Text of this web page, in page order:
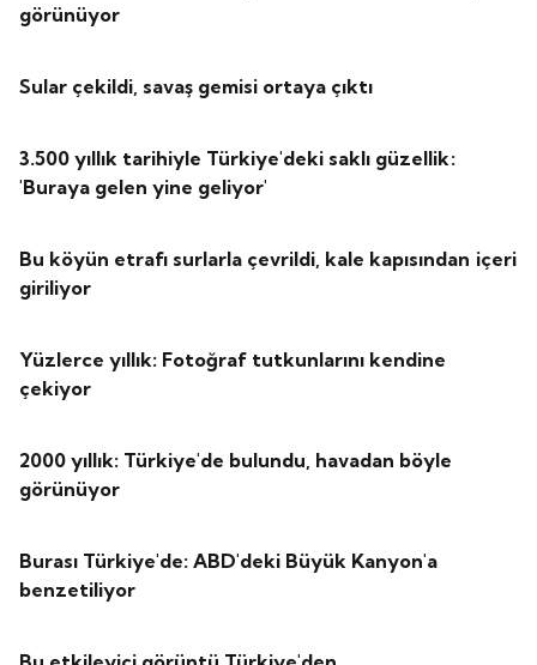
görünüyor
Sular çekildi, savaş gemisi ortaya çıktı
3.500 yıllık tarihiyle Türkiye'deki saklı güzellik:
'Buraya gelen yine geliyor'
Bu köyün etrafı surlarla çevrildi, kale kapısından içeri
giriliyor
Yüzlerce yıllık: Fotoğraf tutkunlarını kendine
çekiyor
2000 yıllık: Türkiye'de bulundu, havadan böyle
görünüyor
Burası Türkiye'de: ABD'deki Büyük Kanyon'a
benzetiliyor